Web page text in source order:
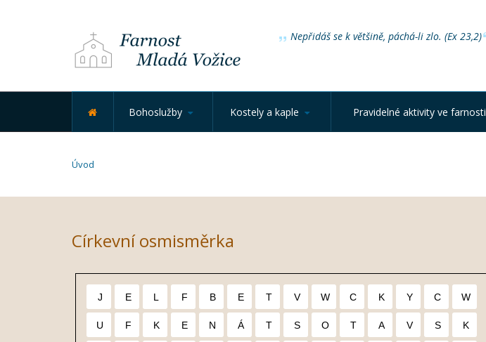
Nepřidáš se k většině, páchá-li zlo. (Ex 23,2)
Bohoslužby Kostely a kaple Pravidelné aktivity ve farnosti
Úvod
Církevní osmisměrka
J E L F B E T V W C K Y C W
U F K E N Á T S O T A V S K